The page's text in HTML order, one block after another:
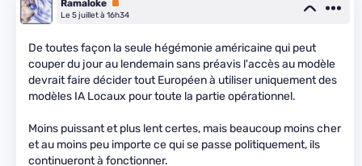
Ramaloke Premium
Le 5 juillet à 16h34
De toutes façon la seule hégémonie américaine qui peut
couper du jour au lendemain sans préavis l'accès au modèle
devrait faire décider tout Européen à utiliser uniquement des
modèles IA Locaux pour toute la partie opérationnel.
Moins puissant et plus lent certes, mais beaucoup moins cher
et au moins peu importe ce qui se passe politiquement, ils
continueront à fonctionner.